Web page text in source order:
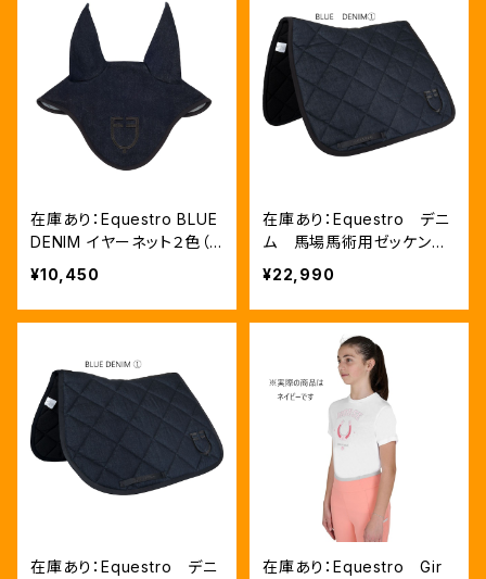
在庫あり：Equestro BLUE
DENIM イヤーネット２色（E
TH09086）
¥10,450
在庫あり：Equestro デニ
ム 馬場馬術用ゼッケン
2色（ETH09085）
¥22,990
在庫あり：Equestro デニ
在庫あり：Equestro Gir